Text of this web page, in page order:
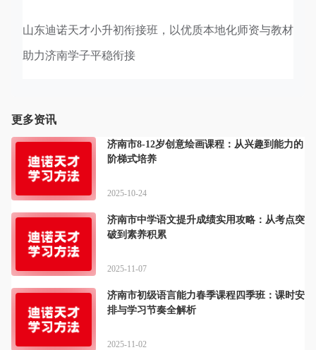
山东迪诺天才小升初衔接班，以优质本地化师资与教材
助力济南学子平稳衔接
更多资讯
济南市8-12岁创意绘画课程：从兴趣到能力的
阶梯式培养
2025-10-24
济南市中学语文提升成绩实用攻略：从考点突
破到素养积累
2025-11-07
济南市初级语言能力春季课程四季班：课时安
排与学习节奏全解析
2025-11-02